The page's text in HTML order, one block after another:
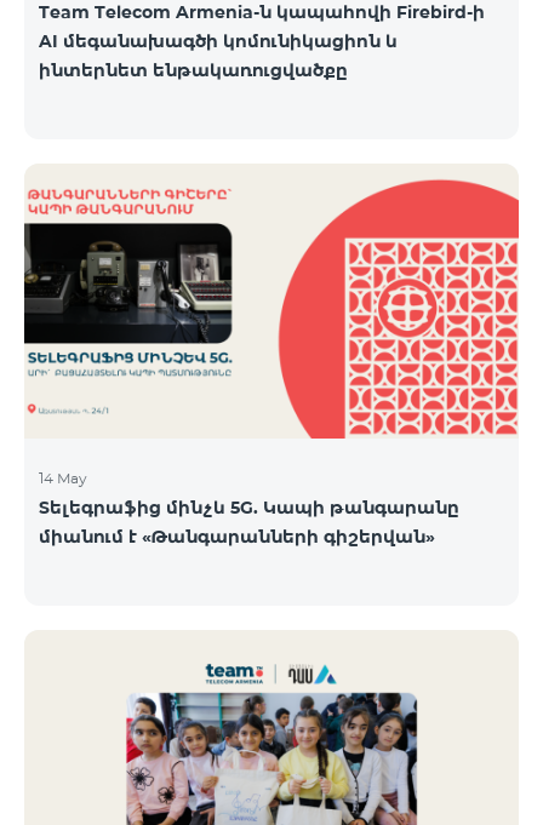
Team Telecom Armenia-ն կապահովի Firebird-ի
AI մեգանախագծի կոմունիկացիոն և
ինտերնետ ենթակառուցվածքը
14 May
Տելեգրաֆից մինչև 5G. Կապի թանգարանը
միանում է «Թանգարանների գիշերվան»